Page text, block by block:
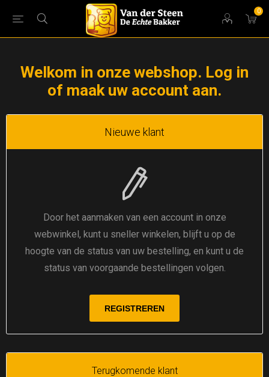
0
Welkom in onze webshop. Log in
of maak uw account aan.
Nieuwe klant
Door het aanmaken van een account in onze
webwinkel, kunt u sneller winkelen, blijft u op de
hoogte van de status van uw bestelling, en kunt u de
status van voorgaande bestellingen volgen.
Terugkomende klant